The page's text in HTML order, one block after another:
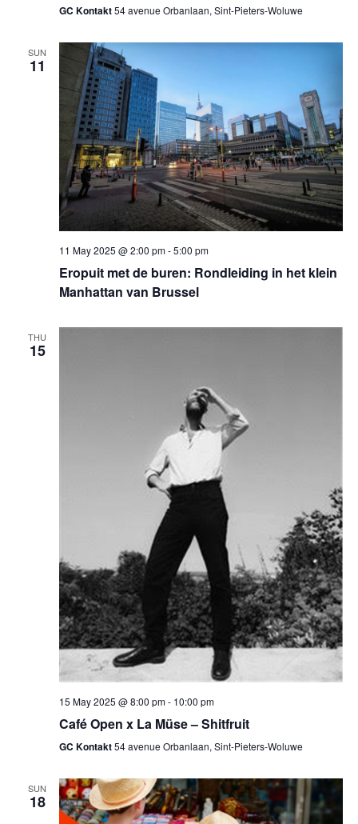
GC Kontakt54 avenue Orbanlaan, Sint-Pieters-Woluwe
SUN
11
11 May 2025 @ 2:00 pm-5:00 pm
Eropuit met de buren: Rondleiding in het klein
Manhattan van Brussel
THU
15
15 May 2025 @ 8:00 pm- 10:00 pm
Café Open x La Müse – Shitfruit
GC Kontakt54 avenue Orbanlaan, Sint-Pieters-Woluwe
SUN
18